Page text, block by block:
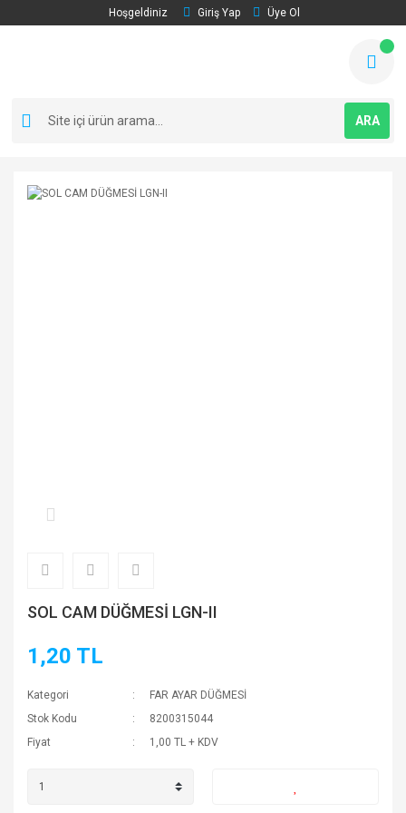
Hoşgeldiniz Giriş Yap Üye Ol
ARA
SOL CAM DÜĞMESİ LGN-II
1,20 TL
Kategori
FAR AYAR DÜĞMESİ
Stok Kodu
8200315044
Fiyat
1,00 TL + KDV